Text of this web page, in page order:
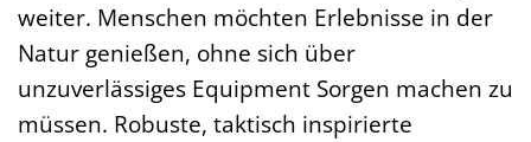
weiter. Menschen möchten Erlebnisse in der
Natur genießen, ohne sich über
unzuverlässiges Equipment Sorgen machen zu
müssen. Robuste, taktisch inspirierte